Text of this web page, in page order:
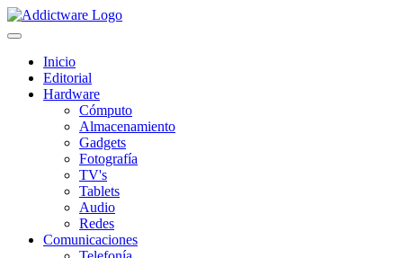
Inicio
Editorial
Hardware
Cómputo
Almacenamiento
Gadgets
Fotografía
TV's
Tablets
Audio
Redes
Comunicaciones